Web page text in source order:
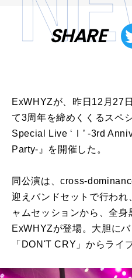
SHARE
ExWHYZが、昨日12月27
て3周年を締めくくるスペ
Special Live ‘Ⅰ’ -3rd
Party-』を開催した。
同公演は、cross-
迎えバンドセットで行わ
ャムセッションから、全身
ExWHYZが登場。大胆に
「DON'T CRY」からライ